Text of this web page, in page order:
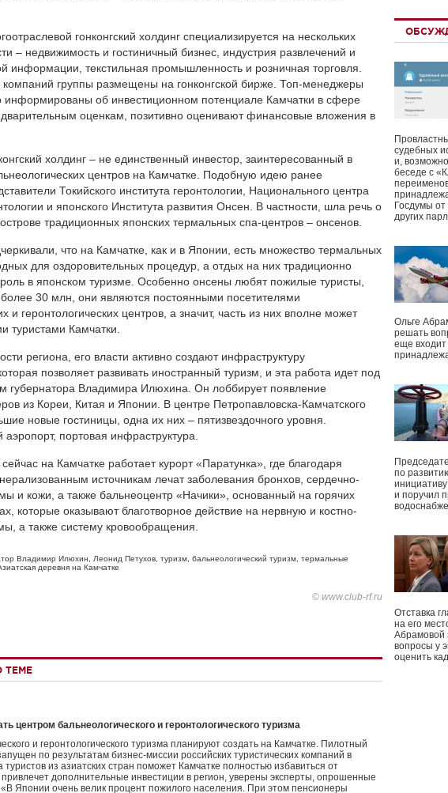
гонконгский холдинг специализируется на нескольких
– недвижимость и гостиничный бизнес, индустрия развлечений и
информации, текстильная промышленность и розничная торговля.
компаний группы размещены на гонконгской бирже. Топ-менеджеры
информированы об инвестиционном потенциале Камчатки в сфере
оценкам, позитивно оценивают финансовые вложения в
холдинг – не единственный инвестор, заинтересованный в
центров на Камчатке. Подобную идею ранее
Токийского института геронтологии, Национального центра
и японского Института развития Онсен. В частности, шла речь о
традиционных японских термальных спа-центров – онсенов.
что на Камчатке, как и в Японии, есть множество термальных
для оздоровительных процедур, а отдых на них традиционно
в японском туризме. Особенно онсены любят пожилые туристы,
более 30 млн, они являются постоянными посетителями
и геронтологических центров, а значит, часть из них вполне может
туристами Камчатки.
региона, его власти активно создают инфраструктуру
позволяет развивать иностранный туризм, и эта работа идет под
губернатора Владимира Илюхина. Он лоббирует появление
из Кореи, Китая и Японии. В центре Петропавловска-Камчатского
новые гостиницы, одна их них – пятизвездочного уровня.
аэропорт, портовая инфраструктура.
на Камчатке работает курорт «Паратунка», где благодаря
источникам лечат заболевания бронхов, сердечно-
и кожи, а также бальнеоцентр «Начики», основанный на горячих
которые оказывают благотворное действие на нервную и костно-
а также систему кровообращения.
Владимир Илюхин Леонид Петухов туризм бальнеологический туризм термальные
деревня на Камчатке
© www.club-rf.ru
ТЕМЕ
центром бальнеологического и геронтологического туризма
и геронтологического туризма планируют создать на Камчатке. Пилотный
по результатам бизнес-миссии российских туристических компаний в
из азиатских стран поможет Камчатке полностью избавиться от
привлечет дополнительные инвестиции в регион, уверены эксперты, опрошенные
Японии очень велик процент пожилого населения. При этом пенсионеры
судебных
и,
беседе с
Госдумы
других
Ольге
решать
еще
по
и поручил
Отставка
на его
Абрамовой
вопросы у
оценить